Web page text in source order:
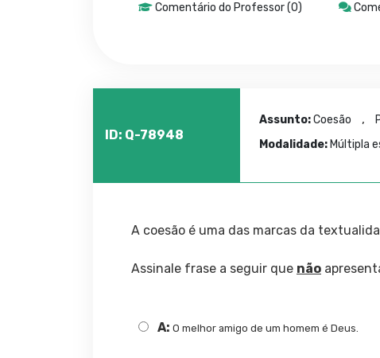
Comentário do Professor (0)
ID: Q-78948
Assunto:Coesão ,
Modalidade: Múltipla
A coesão é uma das marcas da
Assinale frase a seguir que não
A: O melhor amigo de um homem é Deus.